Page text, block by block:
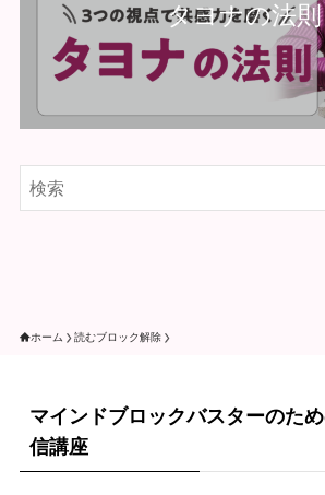
タヨナの法則
ホーム 読むブロック解除
マインドブロックバスターのた
信講座